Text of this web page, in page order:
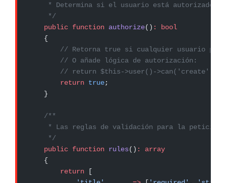
* Determina si el usuario está autorizado a
     */
    public
function authorize() :
bool
    {
// Retorna true si cualquier usuario
        // O añade lógica de autorización:
// return $this->user()->can('create',
        return
true;
    }
    /**
     * Las reglas de validación para la petición.
     */
    public
function rules() :
array
    {
        return
[